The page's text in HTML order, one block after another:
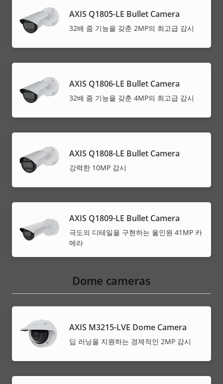
AXIS Q1805-LE Bullet Camera
32배 줌 기능을 갖춘 2MP의 최고급 감시
AXIS Q1806-LE Bullet Camera
32배 줌 기능을 갖춘 4MP의 최고급 감시
AXIS Q1808-LE Bullet Camera
강력한 10MP 감시
AXIS Q1809-LE Bullet Camera
극도의 디테일을 구현하는 올인원 41MP 카
메라
Dome cameras
AXIS M3215-LVE Dome Camera
딥 러닝을 지원하는 경제적인 2MP 감시